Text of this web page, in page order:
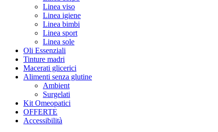
Linea viso
Linea igiene
Linea bimbi
Linea sport
Linea sole
Oli Essenziali
Tinture madri
Macerati glicerici
Alimenti senza glutine
Ambient
Surgelati
Kit Omeopatici
OFFERTE
Accessibilità